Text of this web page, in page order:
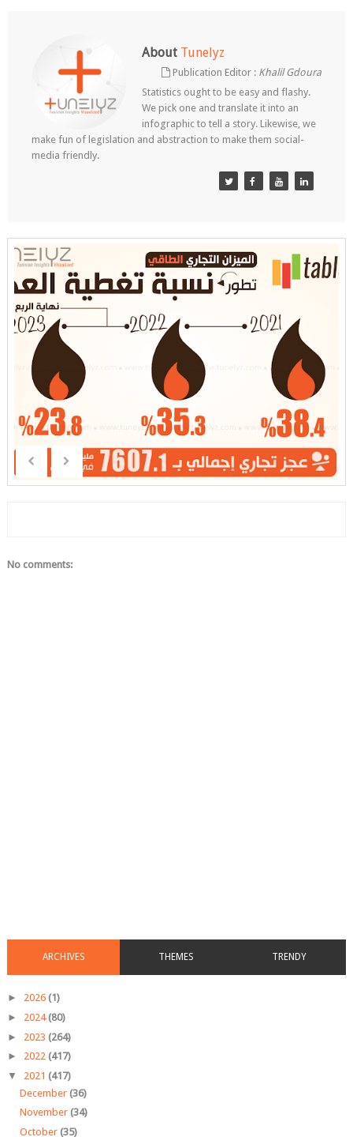
About Tunelyz
Publication Editor : Khalil Gdoura
Statistics ought to be easy and flashy.
We pick one and translate it into an
infographic to tell a story. Likewise, we
make fun of legislation and abstraction to make them social-
media friendly.
No comments:
ARCHIVES THEMES TRENDY
► 2026 (1)
► 2024 (80)
► 2023 (264)
► 2022 (417)
▼ 2021 (417)
December (36)
November (34)
October (35)